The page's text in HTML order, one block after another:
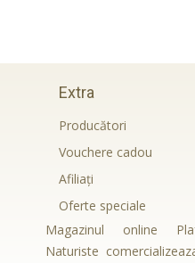
Extra
Producători
Vouchere cadou
Afiliaţi
Oferte speciale
Magazinul online
Naturiste